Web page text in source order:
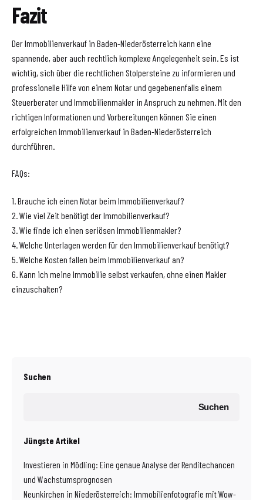
Fazit
Der Immobilienverkauf in Baden-Niederösterreich kann eine
spannende, aber auch rechtlich komplexe Angelegenheit sein. Es ist
wichtig, sich über die rechtlichen Stolpersteine zu informieren und
professionelle Hilfe von einem Notar und gegebenenfalls einem
Steuerberater und Immobilienmakler in Anspruch zu nehmen. Mit den
richtigen Informationen und Vorbereitungen können Sie einen
erfolgreichen Immobilienverkauf in Baden-Niederösterreich
durchführen.
FAQs:
1. Brauche ich einen Notar beim Immobilienverkauf?
2. Wie viel Zeit benötigt der Immobilienverkauf?
3. Wie finde ich einen seriösen Immobilienmakler?
4. Welche Unterlagen werden für den Immobilienverkauf benötigt?
5. Welche Kosten fallen beim Immobilienverkauf an?
6. Kann ich meine Immobilie selbst verkaufen, ohne einen Makler
einzuschalten?
Suchen
Suchen
Jüngste Artikel
Investieren in Mödling: Eine genaue Analyse der Renditechancen
und Wachstumsprognosen
Neunkirchen in Niederösterreich: Immobilienfotografie mit Wow-